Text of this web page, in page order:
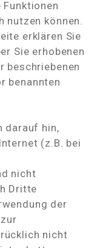
nutzen können.
erklären Sie
Sie erhobenen
beschriebenen
benannten
darauf hin,
(z.B. bei
nicht
Dritte
der
nicht